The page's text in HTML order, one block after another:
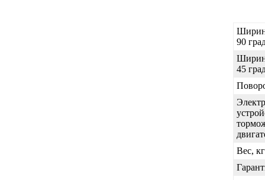
90
45
Вес, кг